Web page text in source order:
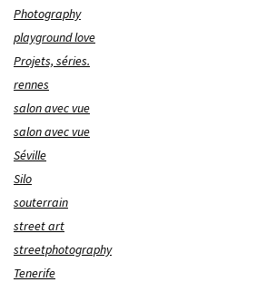
Photography
playground love
Projets, séries.
rennes
salon avec vue
salon avec vue
Séville
Silo
souterrain
street art
streetphotography
Tenerife